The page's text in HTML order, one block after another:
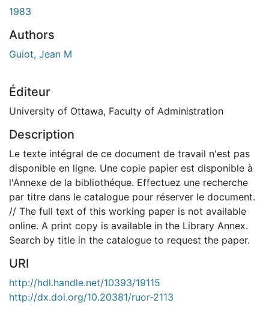
1983
Authors
Guiot, Jean M
Éditeur
University of Ottawa, Faculty of Administration
Description
Le texte intégral de ce document de travail n'est pas
disponible en ligne. Une copie papier est disponible à
l'Annexe de la bibliothéque. Effectuez une recherche
par titre dans le catalogue pour réserver le document.
// The full text of this working paper is not available
online. A print copy is available in the Library Annex.
Search by title in the catalogue to request the paper.
URI
http://hdl.handle.net/10393/19115
http://dx.doi.org/10.20381/ruor-2113